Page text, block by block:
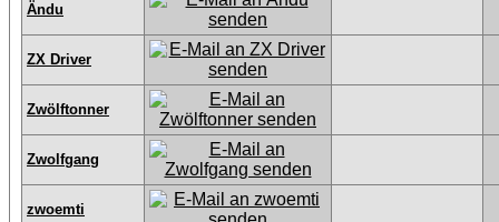
Ändu
ZX Driver
Zwölftonner
Zwolfgang
zwoemti